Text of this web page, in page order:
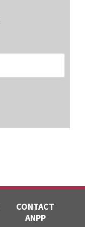
CONTACT
ANPP